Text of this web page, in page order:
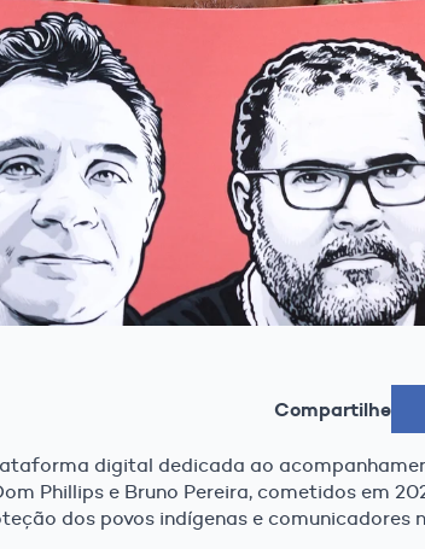
Compartilhe
digital dedicada ao
Phillips e Bruno Pereira, cometidos em
dos povos indígenas e comunicadores